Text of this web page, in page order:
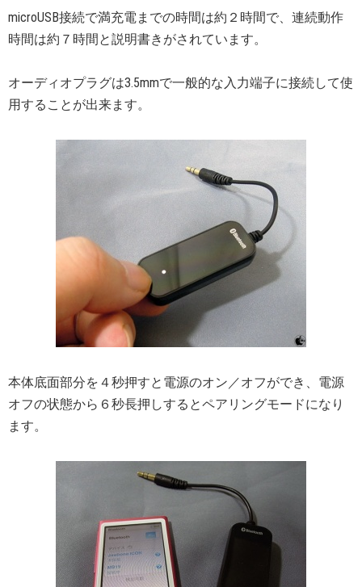
microUSB接続で満充電までの時間は約２時間で、連続動作
時間は約７時間と説明書きがされています。
オーディオプラグは3.5mmで一般的な入力端子に接続して使
用することが出来ます。
本体底面部分を４秒押すと電源のオン／オフができ、電源
オフの状態から６秒長押しするとペアリングモードになり
ます。